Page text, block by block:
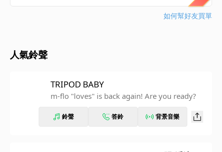
如何幫好友買單
人氣鈴聲
TRIPOD BABY
m-flo "loves" is back again! Are you ready?
鈴聲 答鈴 背景音樂